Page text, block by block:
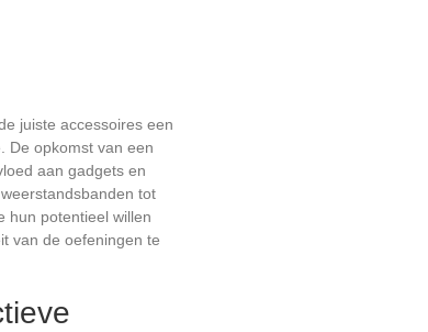
juiste accessoires een
De opkomst van een
aan gadgets en
tot
hun potentieel willen
van de oefeningen te